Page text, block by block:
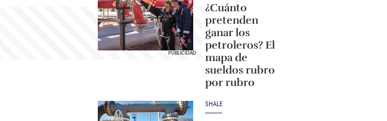
¿Cuánto
pretenden
ganar los
petroleros? El
mapa de
sueldos rubro
por rubro
SHALE